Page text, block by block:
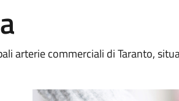
arterie commerciali di Taranto,